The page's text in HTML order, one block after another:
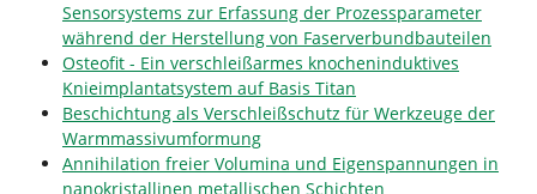
Sensorsystems zur Erfassung der Prozessparameter
während der Herstellung von Faserverbundbauteilen
Osteofit - Ein verschleißarmes knocheninduktives
Knieimplantatsystem auf Basis Titan
Beschichtung als Verschleißschutz für Werkzeuge der
Warmmassivumformung
Annihilation freier Volumina und Eigenspannungen in
nanokristallinen metallischen Schichten